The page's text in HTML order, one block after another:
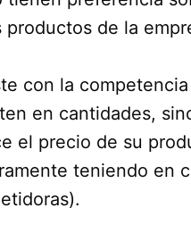
de la
con la
en cantidades,
el precio de su
teniendo en